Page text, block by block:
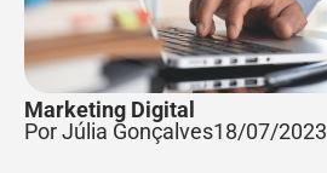
Marketing Digital
Por Júlia Gonçalves18/07/2023